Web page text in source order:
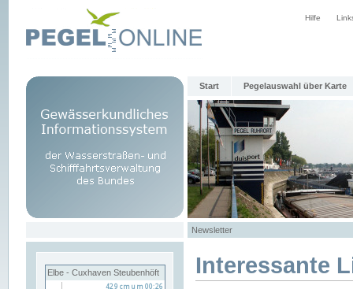
Hilfe
Start Pegelauswahl über Karte
Newsletter
Elbe - Cuxhaven Steubenhöft Interessante